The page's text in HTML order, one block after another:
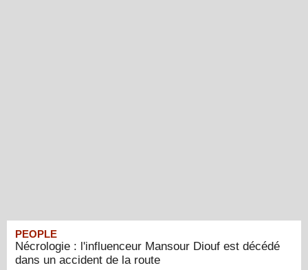
PEOPLE
Nécrologie : l'influenceur Mansour Diouf est décédé
dans un accident de la route